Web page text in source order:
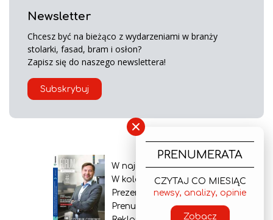
Newsletter
Chcesz być na bieżąco z wydarzeniami w branży
stolarki, fasad, bram i osłon?
Zapisz się do naszego newslettera!
Subskrybuj
W najnowszym wydaniu
W kolejnym numerze
Prezentacja gazety
Prenumerata
×
PRENUMERATA
CZYTAJ CO MIESIĄC
newsy, analizy, opinie
Zobacz